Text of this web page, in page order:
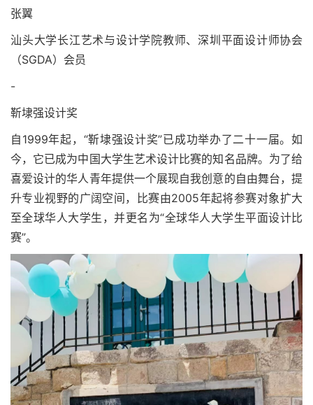
张翼
汕头大学长江艺术与设计学院教师、深圳平面设计师协会
（SGDA）会员
-
靳埭强设计奖
自1999年起，“靳埭强设计奖”已成功举办了二十一届。如
今，它已成为中国大学生艺术设计比赛的知名品牌。为了给
喜爱设计的华人青年提供一个展现自我创意的自由舞台，提
升专业视野的广阔空间，比赛由2005年起将参赛对象扩大
至全球华人大学生，并更名为“全球华人大学生平面设计比
赛”。